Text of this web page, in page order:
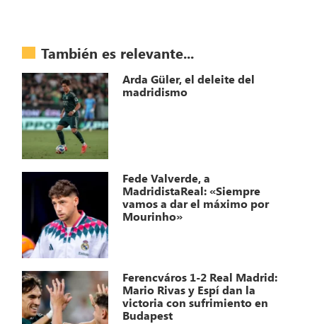
También es relevante...
Arda Güler, el deleite del
madridismo
Fede Valverde, a
MadridistaReal: «Siempre
vamos a dar el máximo por
Mourinho»
Ferencváros 1-2 Real Madrid:
Mario Rivas y Espí dan la
victoria con sufrimiento en
Budapest